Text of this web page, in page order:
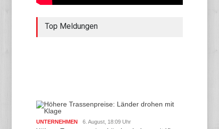
Top Meldungen
UNTERNEHMEN 6. August, 18:09 Uhr